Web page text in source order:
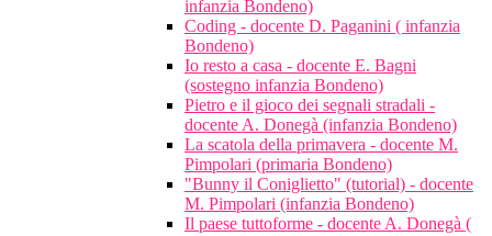
infanzia Bondeno)
Coding - docente D. Paganini ( infanzia
Bondeno)
Io resto a casa - docente E. Bagni
(sostegno infanzia Bondeno)
Pietro e il gioco dei segnali stradali -
docente A. Donegà (infanzia Bondeno)
La scatola della primavera - docente M.
Pimpolari (primaria Bondeno)
"Bunny il Coniglietto" (tutorial) - docente
M. Pimpolari (infanzia Bondeno)
Il paese tuttoforme - docente A. Donegà (